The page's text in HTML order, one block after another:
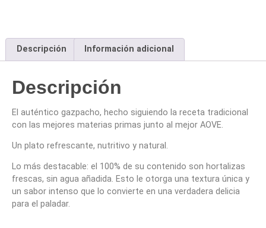
Descripción Información adicional
Descripción
El auténtico gazpacho, hecho siguiendo la receta tradicional
con las mejores materias primas junto al mejor AOVE.
Un plato refrescante, nutritivo y natural.
Lo más destacable: el 100% de su contenido son hortalizas
frescas, sin agua añadida. Esto le otorga una textura única y
un sabor intenso que lo convierte en una verdadera delicia
para el paladar.